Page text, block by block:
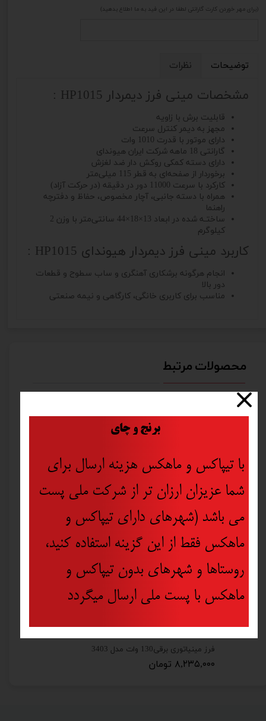
(برای مهر خوردن کارت گارانتی لطفا در این فید به ما اطلاع بدهید)
توضیحات نظرات
مشخصات مینی فرز دیمردار HP1015 :
قابلیت برش با زاویه
مجهز به دیمر کنترل سرعت
دارای موتور با قدرت 1010 وات
گارانتی 18 ماهه شرکت ایران هیوندای
دارای دسته کمکی روکش دار ضد لغزش
برخوردار از صفحه‌‌ای به قطر 115 میلی‌متر
کارکرد با سرعت 11000 دور در دقیقه (در حرکت آزاد)
همراه با دسته جانبی، آچار مخصوص، حفاظ و دفترچه
راهنما
ساختـه شد‌ه در ابعاد 13×18×44 سانتی‌متر با وزن 2
کیلوگرم
کاربرد مینی فرز دیمردار هیوندای HP1015 :
انجام هرگونه برشکاری آهنگری و ساب سطوح و قطعات
دور بالا
مناسب برای کاربری خانگی، کارگاهی و نیمه صنعتی
محصولات مرتبط
فرز مینیاتوری برقی130 وات مدل 3403
۸,۲۳۵,۰۰۰ تومان
برنج و چای
با تیپاکس و ماهکس هزینه ارسال برای
شما عزیزان ارزان تر از شرکت ملی پست
می باشد (شهرهای دارای تیپاکس و
ماهکس فقط از این گزینه استفاده کنید،
روستاها و شهرهای بدون تیپاکس و
ماهکس با پست ملی ارسال میگردد